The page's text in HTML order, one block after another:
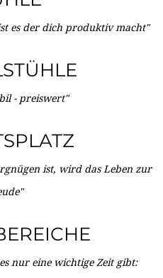
es der dich produktiv macht"
- preiswert"
ist, wird das Leben zur
nur eine wichtige Zeit gibt: